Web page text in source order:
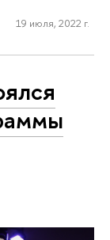
19 июля, 2022 г.